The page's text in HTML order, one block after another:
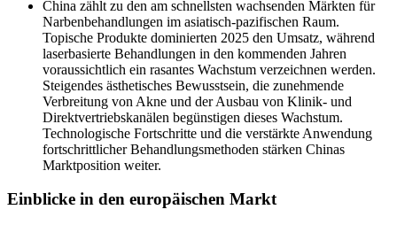
China zählt zu den am schnellsten wachsenden Märkten für
Narbenbehandlungen im asiatisch-pazifischen Raum.
Topische Produkte dominierten 2025 den Umsatz, während
laserbasierte Behandlungen in den kommenden Jahren
voraussichtlich ein rasantes Wachstum verzeichnen werden.
Steigendes ästhetisches Bewusstsein, die zunehmende
Verbreitung von Akne und der Ausbau von Klinik- und
Direktvertriebskanälen begünstigen dieses Wachstum.
Technologische Fortschritte und die verstärkte Anwendung
fortschrittlicher Behandlungsmethoden stärken Chinas
Marktposition weiter.
Einblicke in den europäischen Markt